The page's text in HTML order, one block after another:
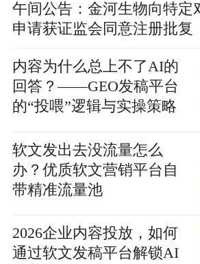
午间公告：金河生物向特定
申请获证监会同意注册批复
内容为什么总上不了AI的
回答？——GEO发稿平台
的“投喂”逻辑与实操策略
软文发出去没流量怎么
办？优质软文营销平台自
带精准流量池
2026企业内容投放，如何
通过软文发稿平台解锁AI